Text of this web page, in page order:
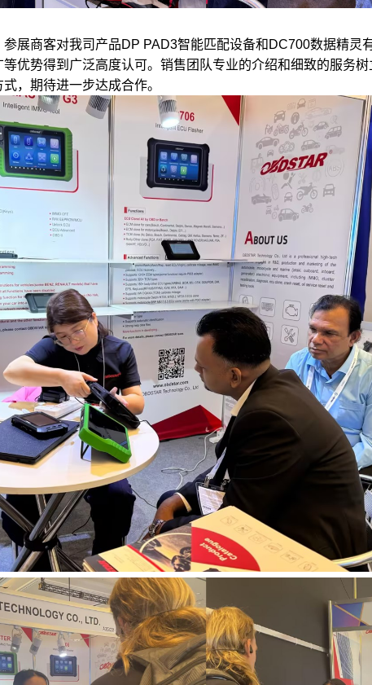
商客对我司产品DP PAD3智能匹配设备和DC700数据精灵
优势得到广泛高度认可。销售团队专业的介绍和细致的服务树
，期待进一步达成合作。